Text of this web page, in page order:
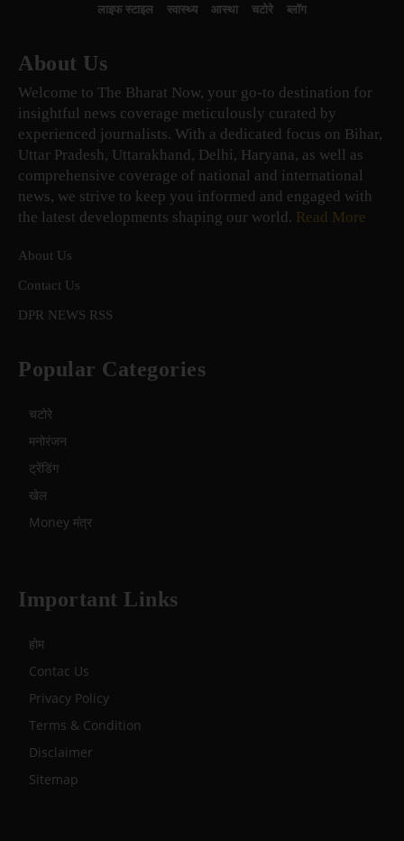
लाइफ स्टाइल
स्वास्थ्य आस्था चटोरे ब्लॉग
About Us
Welcome to The Bharat Now, your go-to destination for
insightful news coverage meticulously curated by
experienced journalists. With a dedicated focus on Bihar,
Uttar Pradesh, Uttarakhand, Delhi, Haryana, as well as
comprehensive coverage of national and international
news, we strive to keep you informed and engaged with
the latest developments shaping our world. Read More
About Us
Contact Us
DPR NEWS RSS
Popular Categories
चटोरे
मनोरंजन
ट्रेंडिंग
खेल
Money मंत्र
Important Links
होम
Contac Us
Privacy Policy
Terms & Condition
Disclaimer
Sitemap